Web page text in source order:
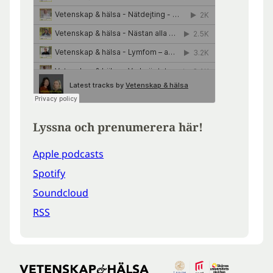
Lyssna och prenumerera här!
Apple podcasts
Spotify
Soundcloud
RSS